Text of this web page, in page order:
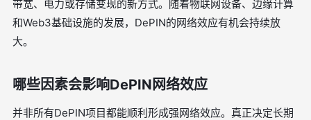
带宽、电力或存储变现的新方式。随着物联网设备、边缘计算
和Web3基础设施的发展，DePIN的网络效应有机会持续放
大。
哪些因素会影响DePIN网络效应
并非所有DePIN项目都能顺利形成强网络效应。真正决定长期